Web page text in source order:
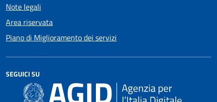
Note legali
Area riservata
Piano di Miglioramento dei servizi
SEGUICI SU